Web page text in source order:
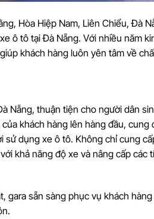
Hòa Hiệp Nam, Liên Chiểu, Đà
ô tô tại Đà Nẵng. Với nhiều năm
khách hàng luôn yên tâm về
Nẵng, thuận tiện cho người dân
khách hàng lên hàng đầu,
dụng xe ô tô. Không chỉ cung
khả năng độ xe và nâng cấp các
gara sẵn sàng phục vụ khách